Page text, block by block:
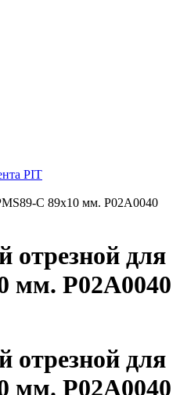
PIT
C 89х10 мм. P02A0040
отрезной для
мм. P02A0040
отрезной для
мм. P02A0040